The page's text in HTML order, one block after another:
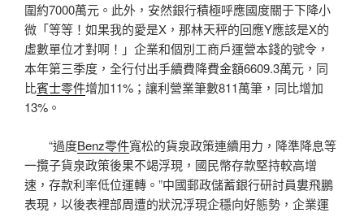
圍約7000萬元。此外，安然銀行積極呼應國度關于下降小
微「等等！如果我的愛是X，那林天秤的回應Y應該是X的
虛數單位才對啊！」企業和個別工商戶運營本錢的號令，
本年第三季度，全行付出手續費降費金額6609.3萬元，同
比賓士零件增加11%；讓利營業筆數811萬筆，同比增加
13%。
“過度Benz零件寬松的貨泉政策連續用力，降準降息等
一攬子貨泉政策後果不竭浮現，國民幣存款堅持較高增
速，存款利率低位運轉。”中國郵政儲蓄銀行研討員婁飛鵬
表現，以後表裡部周遭的狀況浮現企穩向好態勢，企業運